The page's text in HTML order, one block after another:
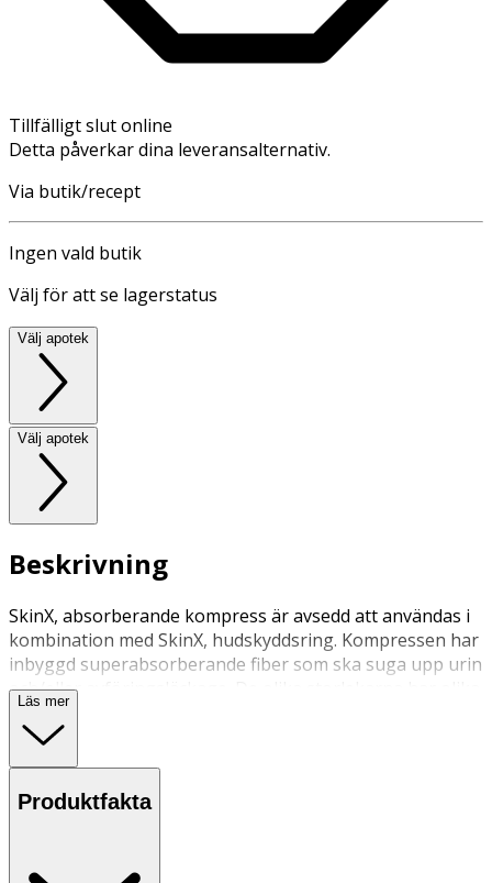
Tillfälligt slut online
Detta påverkar dina leveransalternativ.
Via butik/recept
Ingen vald butik
Välj för att se lagerstatus
Välj apotek
Välj apotek
Beskrivning
SkinX, absorberande kompress är avsedd att användas i
kombination med SkinX, hudskyddsring. Kompressen har
inbyggd superabsorberande fiber som ska suga upp urin
och/eller avföringsläckage. De olika storlekarna har olika
uppsugningsförmåga.
Läs mer
Produktfakta